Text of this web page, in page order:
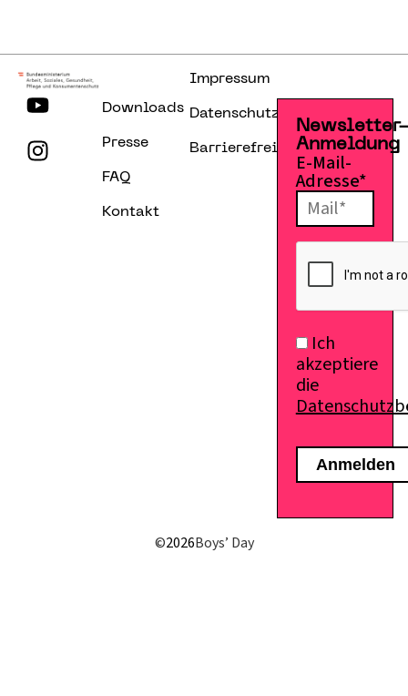
Downloads
Presse
FAQ
Kontakt
Impressum
Datenschutzerklärung
Barrierefreiheitserklärung
Anmeldung
E-Mail-
Adresse*
Ich
akzeptiere
die
©2026Boys’ Day